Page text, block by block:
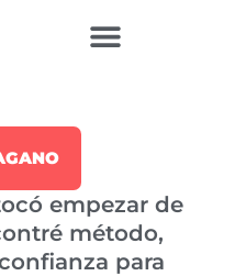
empezar de
método,
para